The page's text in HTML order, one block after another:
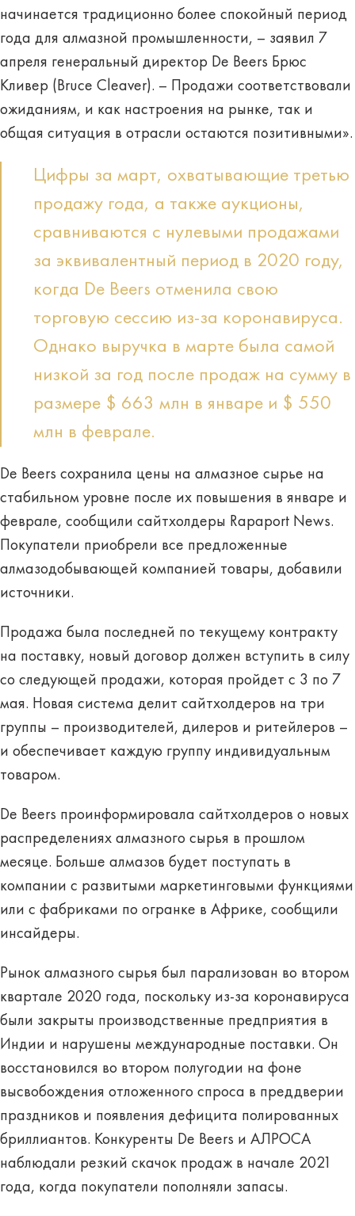
начинается традиционно более спокойный период
года для алмазной промышленности, – заявил 7
апреля генеральный директор De Beers Брюс
Кливер (Bruce Cleaver). – Продажи соответствовали
ожиданиям, и как настроения на рынке, так и
общая ситуация в отрасли остаются позитивными».
Цифры за март, охватывающие третью
продажу года, а также аукционы,
сравниваются с нулевыми продажами
за эквивалентный период в 2020 году,
когда De Beers отменила свою
торговую сессию из-за коронавируса.
Однако выручка в марте была самой
низкой за год после продаж на сумму в
размере $ 663 млн в январе и $ 550
млн в феврале.
De Beers сохранила цены на алмазное сырье на
стабильном уровне после их повышения в январе и
феврале, сообщили сайтхолдеры Rapaport News.
Покупатели приобрели все предложенные
алмазодобывающей компанией товары, добавили
источники.
Продажа была последней по текущему контракту
на поставку, новый договор должен вступить в силу
со следующей продажи, которая пройдет с 3 по 7
мая. Новая система делит сайтхолдеров на три
группы – производителей, дилеров и ритейлеров –
и обеспечивает каждую группу индивидуальным
товаром.
De Beers проинформировала сайтхолдеров о новых
распределениях алмазного сырья в прошлом
месяце. Больше алмазов будет поступать в
компании с развитыми маркетинговыми функциями
или с фабриками по огранке в Африке, сообщили
инсайдеры.
Рынок алмазного сырья был парализован во втором
квартале 2020 года, поскольку из-за коронавируса
были закрыты производственные предприятия в
Индии и нарушены международные поставки. Он
восстановился во втором полугодии на фоне
высвобождения отложенного спроса в преддверии
праздников и появления дефицита полированных
бриллиантов. Конкуренты De Beers и АЛРОСА
наблюдали резкий скачок продаж в начале 2021
года, когда покупатели пополняли запасы.